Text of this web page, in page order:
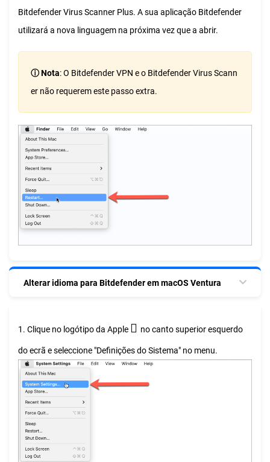
Bitdefender Virus Scanner Plus. A sua aplicação Bitdefender
utilizará a nova linguagem na próxima vez que a abrir.
ⓘ Nota: O Bitdefender VPN e o Bitdefender Virus Scann
er não requerem este passo extra.
Alterar idioma para Bitdefender em macOS Ventura
1. Clique no logótipo da Apple  no canto superior esquerdo
do ecrã e seleccione "Definições do Sistema" no menu.